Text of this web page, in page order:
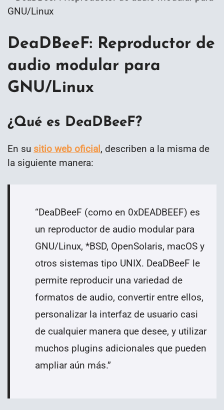
DeaDBeeF: Reproductor de
audio modular para
GNU/Linux
¿Qué es DeaDBeeF?
En su sitio web oficial, describen a la misma de
la siguiente manera:
“DeaDBeeF (como en 0xDEADBEEF) es
un reproductor de audio modular para
GNU/Linux, *BSD, OpenSolaris, macOS y
otros sistemas tipo UNIX. DeaDBeeF le
permite reproducir una variedad de
formatos de audio, convertir entre ellos,
personalizar la interfaz de usuario casi
de cualquier manera que desee, y utilizar
muchos plugins adicionales que pueden
ampliar aún más.”